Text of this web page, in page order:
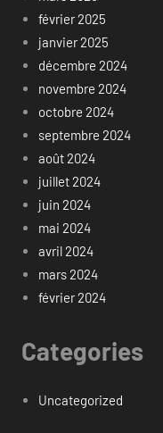
février 2025
janvier 2025
décembre 2024
novembre 2024
octobre 2024
septembre 2024
août 2024
juillet 2024
juin 2024
mai 2024
avril 2024
mars 2024
février 2024
Categories
Uncategorized